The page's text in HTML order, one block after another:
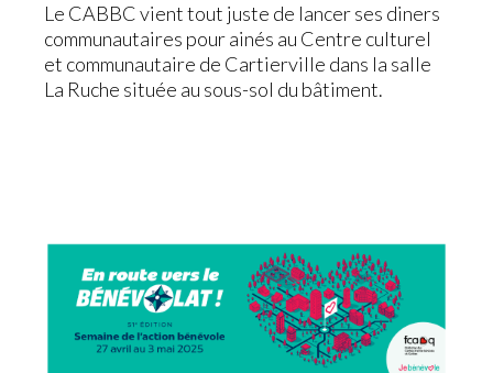
Le CABBC vient tout juste de lancer ses diners
communautaires pour ainés au Centre culturel
et communautaire de Cartierville dans la salle
La Ruche située au sous-sol du bâtiment.